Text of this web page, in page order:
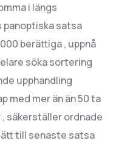
i längs
panoptiska satsa
berättiga , uppnå
söka sortering
upphandling
med mer än än 50 ta
säkerställer ordnade
till senaste satsa